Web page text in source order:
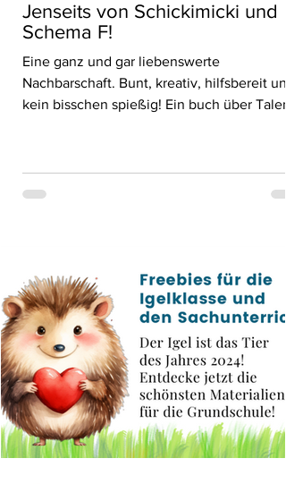
Jenseits von Schickimicki und
Schema F!
Eine ganz und gar liebenswerte
Nachbarschaft. Bunt, kreativ, hilfsbereit
kein bisschen spießig! Ein buch über